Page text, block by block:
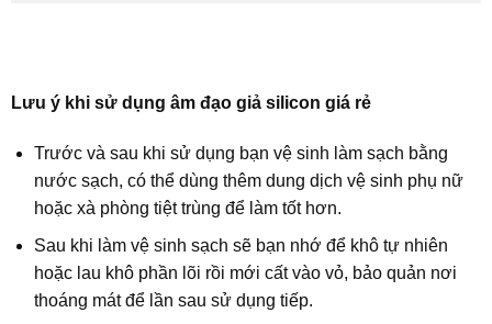
Lưu ý khi sử dụng âm đạo giả silicon giá rẻ
Trước và sau khi sử dụng bạn vệ sinh làm sạch bằng
nước sạch, có thể dùng thêm dung dịch vệ sinh phụ nữ
hoặc xà phòng tiệt trùng để làm tốt hơn.
Sau khi làm vệ sinh sạch sẽ bạn nhớ để khô tự nhiên
hoặc lau khô phần lõi rồi mới cất vào vỏ, bảo quản nơi
thoáng mát để lần sau sử dụng tiếp.